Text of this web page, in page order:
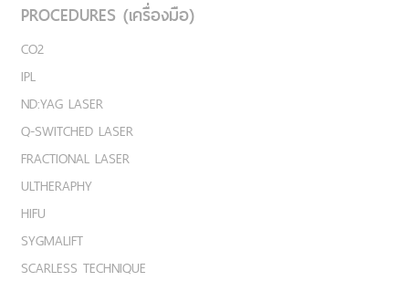
PROCEDURES (เครื่องมือ)
CO2
IPL
ND:YAG LASER
Q-SWITCHED LASER
FRACTIONAL LASER
ULTHERAPHY
HIFU
SYGMALIFT
SCARLESS TECHNIQUE